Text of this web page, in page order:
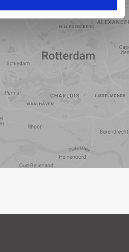
Voorzieningen